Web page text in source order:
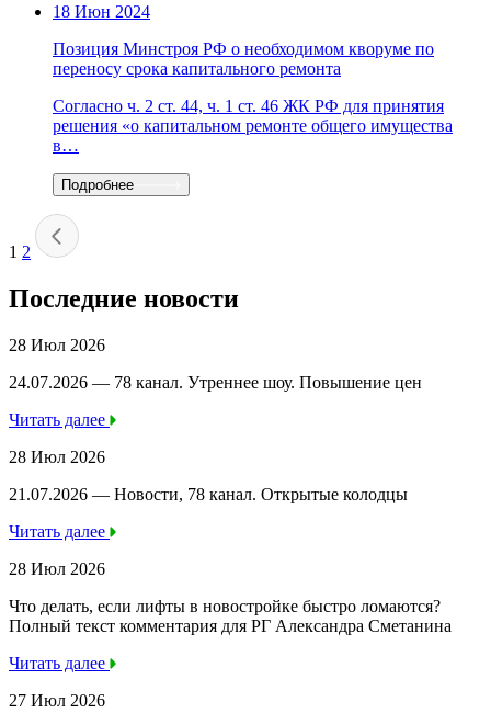
18 Июн 2024
Позиция Минстроя РФ о необходимом кворуме по
переносу срока капитального ремонта
Согласно ч. 2 ст. 44, ч. 1 ст. 46 ЖК РФ для принятия
решения «о капитальном ремонте общего имущества
в…
Подробнее
1 2
Последние новости
28 Июл 2026
24.07.2026 — 78 канал. Утреннее шоу. Повышение цен
Читать далее
28 Июл 2026
21.07.2026 — Новости, 78 канал. Открытые колодцы
Читать далее
28 Июл 2026
Что делать, если лифты в новостройке быстро ломаются?
Полный текст комментария для РГ Александра Сметанина
Читать далее
27 Июл 2026